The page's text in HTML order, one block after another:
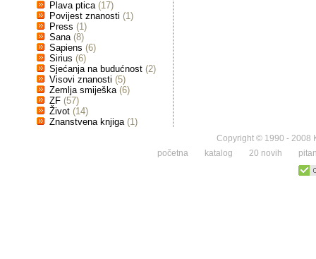
Plava ptica (17)
Povijest znanosti (1)
Press (1)
Sana (8)
Sapiens (6)
Sirius (6)
Sjećanja na budućnost (2)
Visovi znanosti (5)
Zemlja smiješka (6)
ZF (57)
Život (14)
Znanstvena knjiga (1)
Copyright © 1990 - 2008
početna
katalog 20 novih